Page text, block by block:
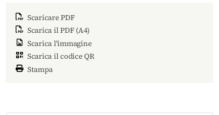
Scaricare PDF
Scarica il PDF (A4)
Scarica l'immagine
Scarica il codice QR
Stampa